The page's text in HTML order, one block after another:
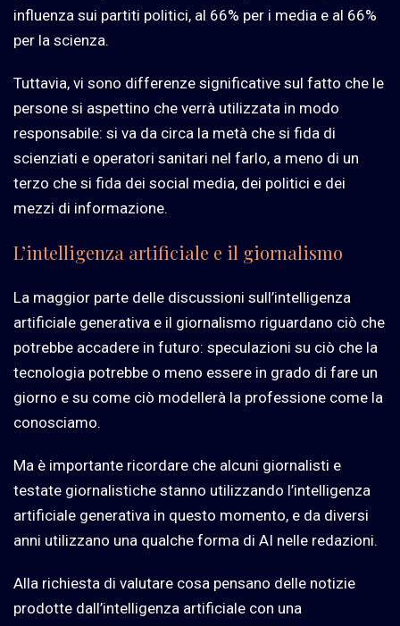
influenza sui partiti politici, al 66% per i media e al 66%
per la scienza.
Tuttavia, vi sono differenze significative sul fatto che le
persone si aspettino che verrà utilizzata in modo
responsabile: si va da circa la metà che si fida di
scienziati e operatori sanitari nel farlo, a meno di un
terzo che si fida dei social media, dei politici e dei
mezzi di informazione.
L’intelligenza artificiale e il giornalismo
La maggior parte delle discussioni sull’intelligenza
artificiale generativa e il giornalismo riguardano ciò che
potrebbe accadere in futuro: speculazioni su ciò che la
tecnologia potrebbe o meno essere in grado di fare un
giorno e su come ciò modellerà la professione come la
conosciamo.
Ma è importante ricordare che alcuni giornalisti e
testate giornalistiche stanno utilizzando l’intelligenza
artificiale generativa in questo momento, e da diversi
anni utilizzano una qualche forma di AI nelle redazioni.
Alla richiesta di valutare cosa pensano delle notizie
prodotte dall’intelligenza artificiale con una